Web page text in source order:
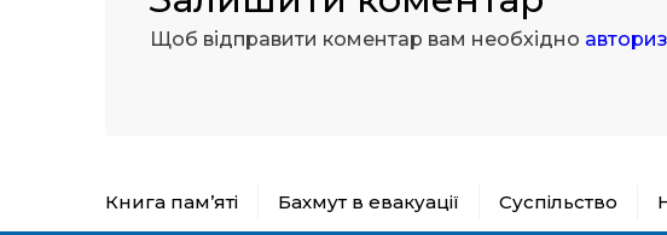
Щоб відправити коментар вам необхідно
Книга пам’яті Бахмут в евакуації Суспільство